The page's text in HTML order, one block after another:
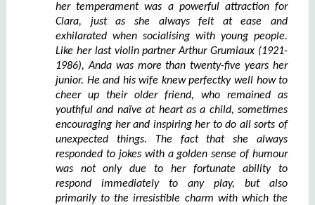
her temperament was a powerful attraction for
Clara, just as she always felt at ease and
exhilarated when socialising with young people.
Like her last violin partnerArthur Grumiaux (1921-
1986), Anda was more than twenty-five years her
junior. He and his wife knewperfectky wellhow to
cheer up theirolder friend, who remained as
youthful and naïve at heart as a child, sometimes
encouraging her and inspiring her to do all sorts of
unexpected things. The fact that she always
responded to jokes with a golden sense of humour
was not only due to her fortunate ability to
respond immediately to any play, but also
primarily to the irresistible charm with which the